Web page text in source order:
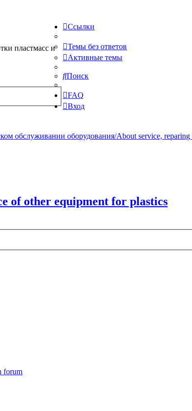
пластмасс и
Ссылки
Темы без ответов
Активные темы
Поиск
FAQ
Вход
обслуживании оборудования/About service, reparing
of other equipment for plastics
forum